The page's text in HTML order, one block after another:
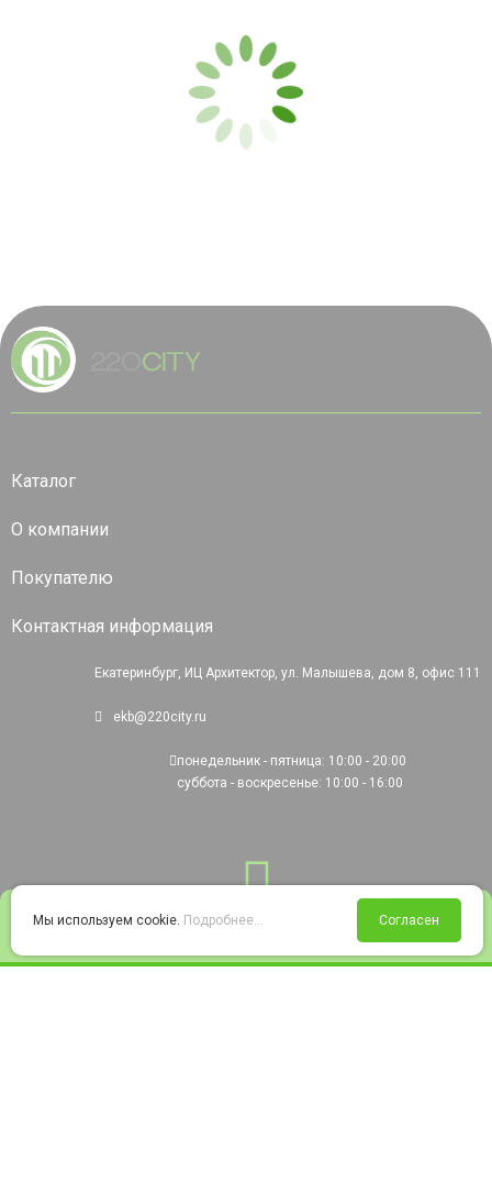
Войти Избранное Корзина
Каталог
О компании
Покупателю
Контактная информация
Екатеринбург, ИЦ Архитектор, ул. Малышева, дом 8, офис 111
ekb@220city.ru
понедельник - пятница: 10:00 - 20:00
суббота - воскресенье: 10:00 - 16:00
Мы используем cookie. Подробнее... Согласен